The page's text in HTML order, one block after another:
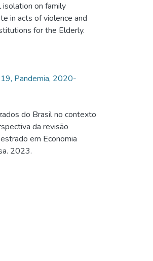
on family
in acts of violence and
for the Elderly.
Pandemia, 2020-
do Brasil no contexto
da revisão
em Economia
2023.